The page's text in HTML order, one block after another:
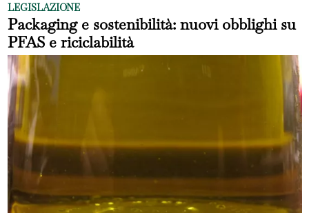
LEGISLAZIONE
Packaging e sostenibilità: nuovi obblighi su
PFAS e riciclabilità